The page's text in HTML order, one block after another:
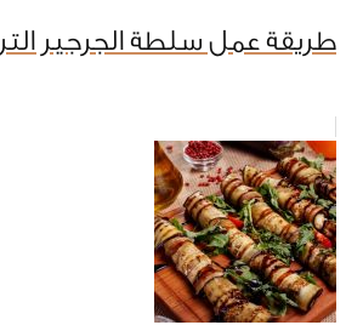
طريقة عمل سلطة الجرجير